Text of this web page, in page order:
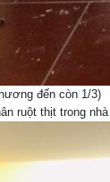
đến còn 1/3)
ruột thịt trong